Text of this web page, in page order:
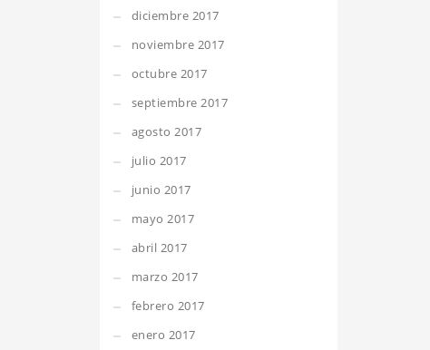
diciembre 2017
noviembre 2017
octubre 2017
septiembre 2017
agosto 2017
julio 2017
junio 2017
mayo 2017
abril 2017
marzo 2017
febrero 2017
enero 2017